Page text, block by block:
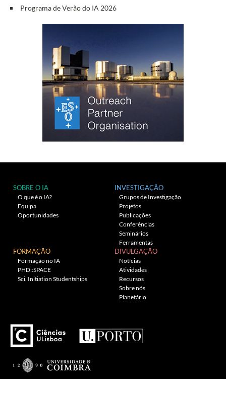
Programa de Verão do IA 2026
SOBRE O IA
O que é o IA?
Equipa
Oportunidades
INVESTIGAÇÃO
Grupos de Investigação
Projetos
Publicações
Conferências
Seminários
Ferramentas
FORMAÇÃO
Formação no IA
PHD::SPACE
Sci. Initiation Studentships
DIVULGAÇÃO
Notícias
Atividades
Recursos
Sobre nós
Planetário